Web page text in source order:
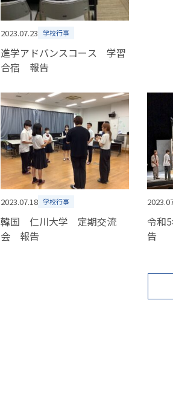
2023.07.23 学校行事
進学アドバンスコース 学習
合宿 報告
2023.07.18 学校行事
韓国 仁川大学 定期交流
会 報告
令和
告